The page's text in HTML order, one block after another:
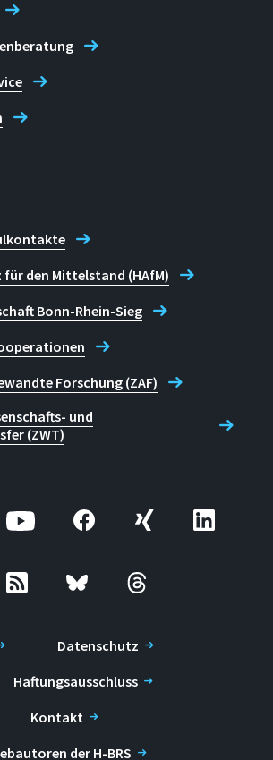
den Mittelstand (HAfM)
Bonn-Rhein-Sieg
Forschung (ZAF)
und
(ZWT)
Datenschutz
Haftungsausschluss
Kontakt
der H-BRS